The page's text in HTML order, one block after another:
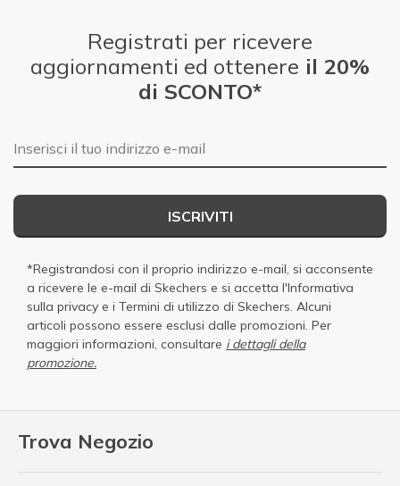
Trova Negozio
Registrati per ricevere
aggiornamenti ed ottenere il 20%
di SCONTO*
E-mail
ISCRIVITI
*Registrandosi con il proprio indirizzo e-mail, si acconsente
a ricevere le e-mail di Skechers e si accetta l'Informativa
sulla privacy e i Termini di utilizzo di Skechers. Alcuni
articoli possono essere esclusi dalle promozioni. Per
maggiori informazioni, consultare i dettagli della
promozione.